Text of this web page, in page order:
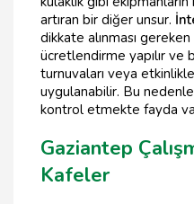
artıran bir diğer unsur.
dikkate alınması
ücretlendirme yapılır ve
turnuvaları veya
uygulanabilir. Bu
kontrol etmekte fayda
Gaziantep
Kafeler